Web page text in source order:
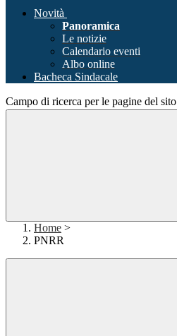
Novità
Panoramica
Le notizie
Calendario eventi
Albo online
Bacheca Sindacale
Campo di ricerca per le pagine del sito
Home >
PNRR